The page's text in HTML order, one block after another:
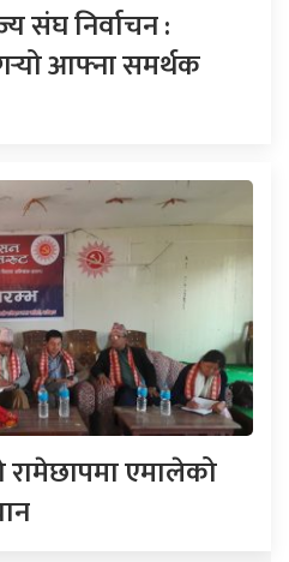
संघ निर्वाचन :
आफ्ना समर्थक
एमालेको